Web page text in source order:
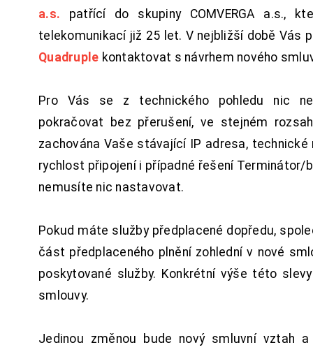
a.s. patřící do skupiny COMVERGA a.s.,
telekomunikací již 25 let. V nejbližší době Vás
Quadruple kontaktovat s návrhem nového
Pro Vás se z technického pohledu nic
pokračovat bez přerušení, ve stejném
zachována Vaše stávající IP adresa, technické
rychlost připojení i případné řešení Terminátor/
nemusíte nic nastavovat.
Pokud máte služby předplacené dopředu,
část předplaceného plnění zohlední v nové
poskytované služby. Konkrétní výše této
smlouvy.
Jedinou změnou bude nový smluvní vztah